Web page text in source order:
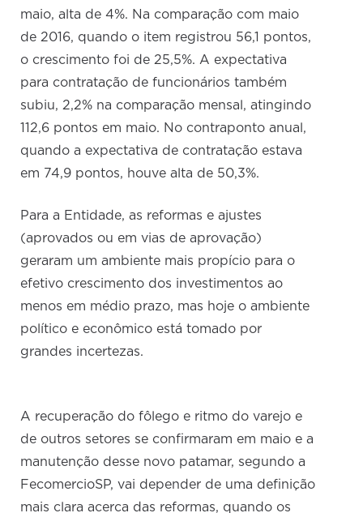
maio, alta de 4%. Na comparação com maio
de 2016, quando o item registrou 56,1 pontos,
o crescimento foi de 25,5%. A expectativa
para contratação de funcionários também
subiu, 2,2% na comparação mensal, atingindo
112,6 pontos em maio. No contraponto anual,
quando a expectativa de contratação estava
em 74,9 pontos, houve alta de 50,3%.
Para a Entidade, as reformas e ajustes
(aprovados ou em vias de aprovação)
geraram um ambiente mais propício para o
efetivo crescimento dos investimentos ao
menos em médio prazo, mas hoje o ambiente
político e econômico está tomado por
grandes incertezas.
A recuperação do fôlego e ritmo do varejo e
de outros setores se confirmaram em maio e a
manutenção desse novo patamar, segundo a
FecomercioSP, vai depender de uma definição
mais clara acerca das reformas, quando os